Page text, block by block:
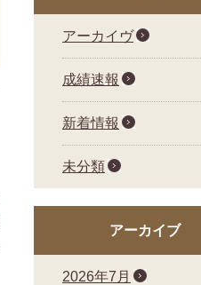
アーカイヴ
成績速報
新着情報
未分類
アーカイブ
2026年7月